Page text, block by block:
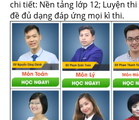
chi tiết: Nền tảng lớp 12; Luyện
đề đủ dạng đáp ứng mọi kì thi.